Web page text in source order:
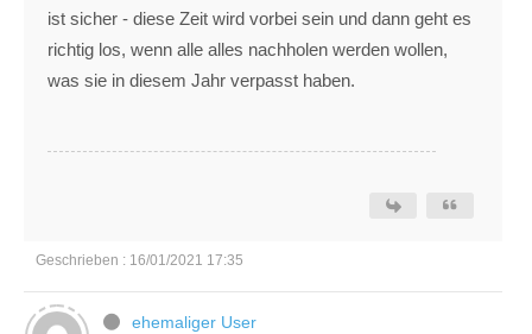
ist sicher - diese Zeit wird vorbei sein und dann geht es
richtig los, wenn alle alles nachholen werden wollen,
was sie in diesem Jahr verpasst haben.
Geschrieben : 16/01/2021 17:35
ehemaliger User